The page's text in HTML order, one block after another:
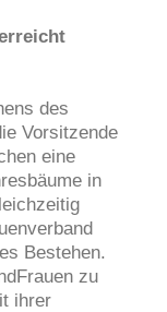
des
Vorsitzende
eine
in
Bestehen.
zu
ihrer